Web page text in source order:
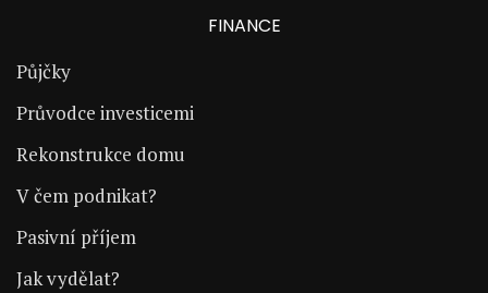
FINANCE
Půjčky
Průvodce investicemi
Rekonstrukce domu
V čem podnikat?
Pasivní příjem
Jak vydělat?